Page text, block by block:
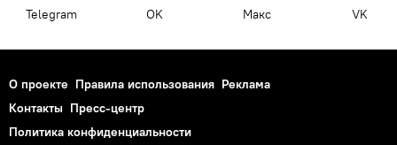
Telegram OK Макс VK
О проекте Правила использования Реклама
Контакты Пресс-центр
Политика конфиденциальности